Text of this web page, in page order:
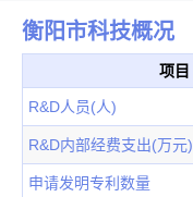
衡阳市科技概况
项目
R&D人员(人)
R&D内部经费支出(万元)
申请发明专利数量